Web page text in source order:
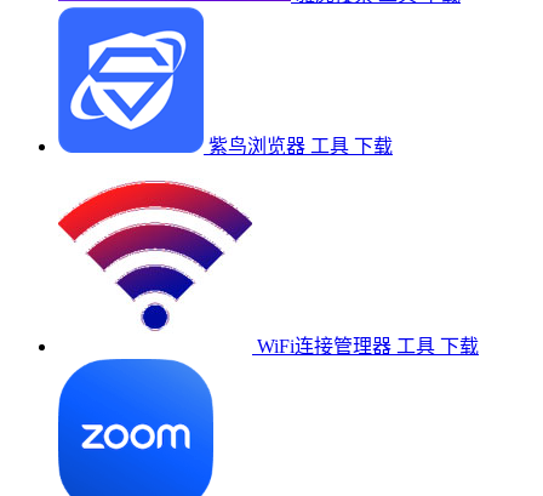
紫鸟浏览器 工具 下载
WiFi连接管理器 工具 下载